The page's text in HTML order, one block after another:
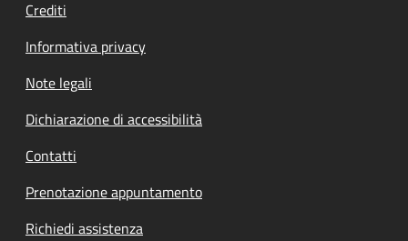
Crediti
Informativa privacy
Note legali
Dichiarazione di accessibilità
Contatti
Prenotazione appuntamento
Richiedi assistenza